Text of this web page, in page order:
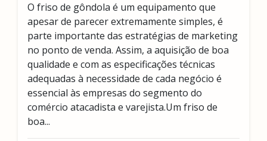
O friso de gôndola é um equipamento que
apesar de parecer extremamente simples, é
parte importante das estratégias de marketing
no ponto de venda. Assim, a aquisição de boa
qualidade e com as especificações técnicas
adequadas à necessidade de cada negócio é
essencial às empresas do segmento do
comércio atacadista e varejista.Um friso de
boa...